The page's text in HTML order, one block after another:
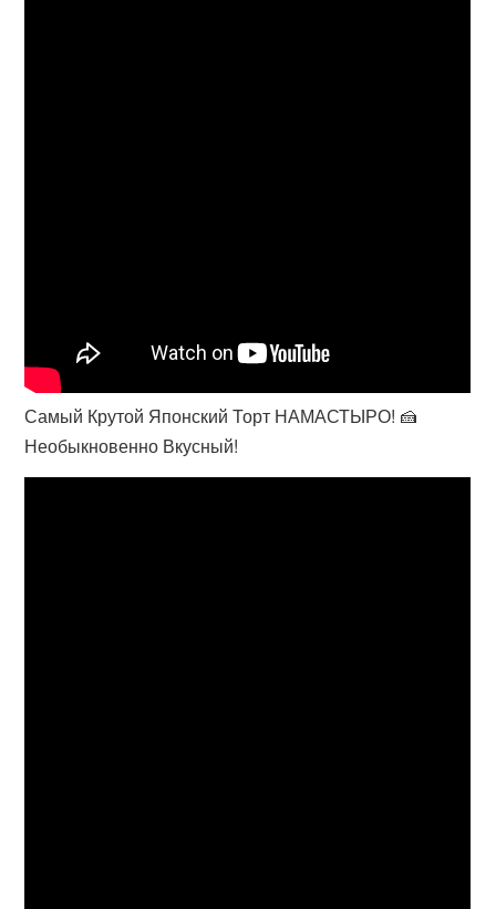
Самый Крутой Японский Торт НАМАСТЫРО! 🍰
Необыкновенно Вкусный!